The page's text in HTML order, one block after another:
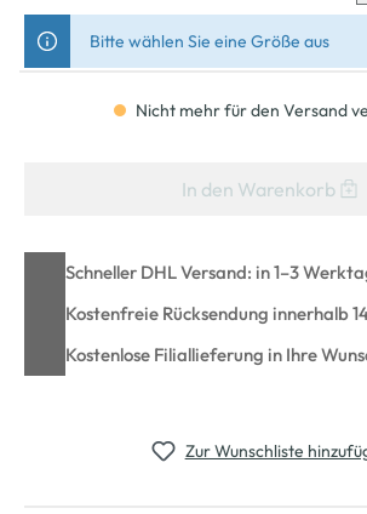
Bitte wählen Sie eine Größe aus
Nicht mehr für den Versand
In den Warenkorb
Schneller DHL Versand: in 1–3
Kostenfreie Rücksendung innerhalb
Kostenlose Filiallieferung in Ihre
Zur Wunschliste